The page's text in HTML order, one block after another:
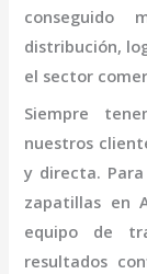
conseguido
distribución,
el sector
Siempre
nuestros
y directa.
zapatillas en
equipo de
resultados